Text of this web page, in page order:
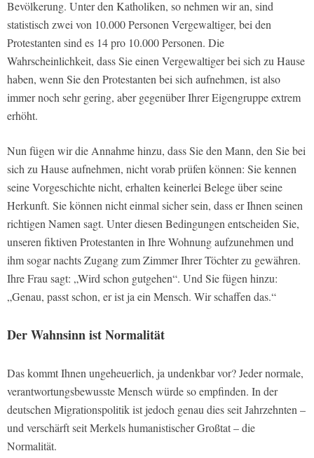
Bevölkerung. Unter den Katholiken, so nehmen wir an, sind
statistisch zwei von 10.000 Personen Vergewaltiger, bei den
Protestanten sind es 14 pro 10.000 Personen. Die
Wahrscheinlichkeit, dass Sie einen Vergewaltiger bei sich zu Hause
haben, wenn Sie den Protestanten bei sich aufnehmen, ist also
immer noch sehr gering, aber gegenüber Ihrer Eigengruppe extrem
erhöht.
Nun fügen wir die Annahme hinzu, dass Sie den Mann, den Sie bei
sich zu Hause aufnehmen, nicht vorab prüfen können: Sie kennen
seine Vorgeschichte nicht, erhalten keinerlei Belege über seine
Herkunft. Sie können nicht einmal sicher sein, dass er Ihnen seinen
richtigen Namen sagt. Unter diesen Bedingungen entscheiden Sie,
unseren fiktiven Protestanten in Ihre Wohnung aufzunehmen und
ihm sogar nachts Zugang zum Zimmer Ihrer Töchter zu gewähren.
Ihre Frau sagt: „Wird schon gutgehen“. Und Sie fügen hinzu:
„Genau, passt schon, er ist ja ein Mensch. Wir schaffen das.“
Der Wahnsinn ist Normalität
Das kommt Ihnen ungeheuerlich, ja undenkbar vor? Jeder normale,
verantwortungsbewusste Mensch würde so empfinden. In der
deutschen Migrationspolitik ist jedoch genau dies seit Jahrzehnten –
und verschärft seit Merkels humanistischer Großtat – die
Normalität.